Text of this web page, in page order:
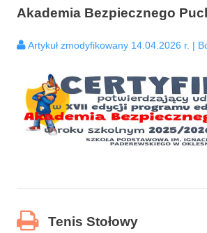
Akademia Bezpiecznego
Artykuł zmodyfikowany 14.04.2026 r. |
Tenis Stołowy